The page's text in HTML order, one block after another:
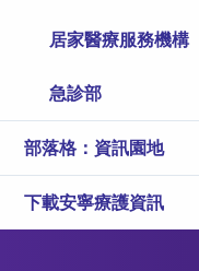
居家醫療服務機構
急診部
部落格：資訊園地
下載安寧療護資訊